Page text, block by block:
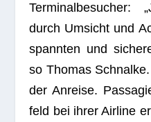
Ter­mi­nal­be­su­cher:
durch Umsicht und
spann­ten und
so Tho­mas
der Anreise.
feld bei ihrer Air­line